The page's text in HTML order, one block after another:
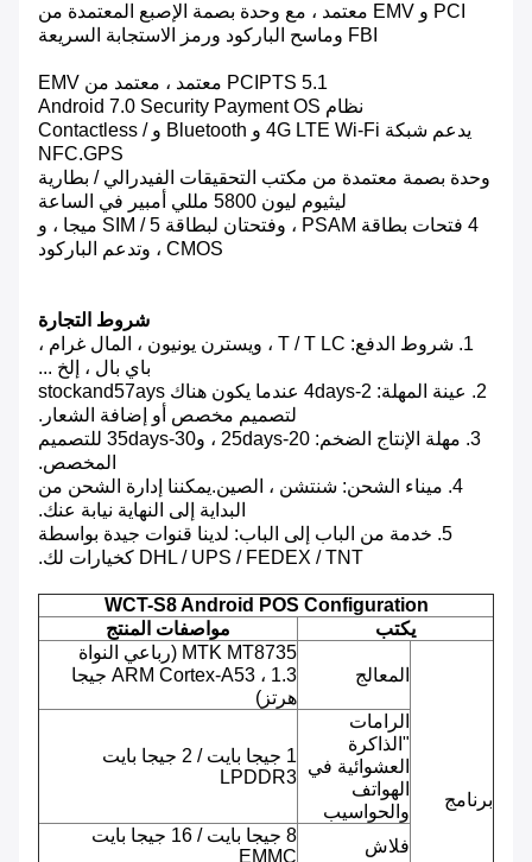
PCI و EMV معتمد ، مع وحدة بصمة الإصبع المعتمدة من
FBI وماسح الباركود ورمز الاستجابة السريعة
PCIPTS 5.1 معتمد ، معتمد من EMV
نظام Android 7.0 Security Payment OS
يدعم شبكة 4G LTE Wi-Fi و Bluetooth و Contactless /
NFC.GPS
وحدة بصمة معتمدة من مكتب التحقيقات الفيدرالي / بطارية
ليثيوم ليون 5800 مللي أمبير في الساعة
4 فتحات بطاقة PSAM ، وفتحتان لبطاقة SIM / 5 ميجا ، و
CMOS ، وتدعم الباركود
شروط التجارة
1. شروط الدفع: T / T LC ، ويسترن يونيون ، المال غرام ،
باي بال ، إلخ ...
2. عينة المهلة: 2-4days عندما يكون هناك stockand57ays
لتصميم مخصص أو إضافة الشعار.
3. مهلة الإنتاج الضخم: 20-25days ، و30-35days للتصميم
المخصص.
4. ميناء الشحن: شنتشن ، الصين.يمكننا إدارة الشحن من
البداية إلى النهاية نيابة عنك.
5. خدمة من الباب إلى الباب: لدينا قنوات جيدة بواسطة
DHL / UPS / FEDEX / TNT كخيارات لك.
WCT-S8 Android POS Configuration
يكتب
مواصفات المنتج
برنامج
المعالج
MTK MT8735 (رباعي النواة
ARM Cortex-A53 ، 1.3 جيجا
هرتز)
الرامات
"الذاكرة
العشوائية في
الهواتف
والحواسيب
1 جيجا بايت / 2 جيجا بايت
LPDDR3
فلاش
8 جيجا بايت / 16 جيجا بايت
EMMC